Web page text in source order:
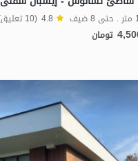
4.8 (10 تعليق)
تومان